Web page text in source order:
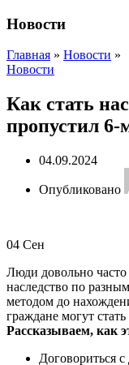
Новости
Главная » Новости »
Новости
Как стать
пропустил
04.09.2024
Опубликовано
04 Сен
Люди довольно
наследство по
методом до
граждане могут
Рассказываем, как
Договориться